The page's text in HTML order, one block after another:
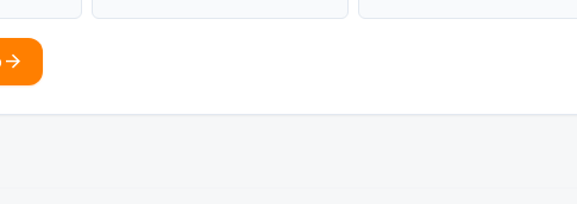
arrow_forward